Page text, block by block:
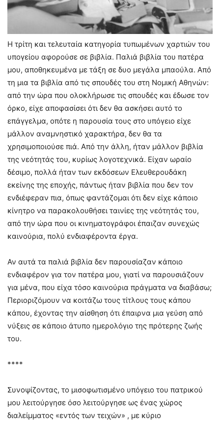
Η τρίτη και τελευταία κατηγορία τυπωμένων χαρτιών του
υπογείου αφορούσε σε βιβλία. Παλιά βιβλία του πατέρα
μου, αποθηκευμένα με τάξη σε δυο μεγάλα μπαούλα. Από
τη μια τα βιβλία από τις σπουδές του στη Νομική Αθηνών:
από την ώρα που ολοκλήρωσε τις σπουδές και έδωσε τον
όρκο, είχε αποφασίσει ότι δεν θα ασκήσει αυτό το
επάγγελμα, οπότε η παρουσία τους στο υπόγειο είχε
μάλλον αναμνηστικό χαρακτήρα, δεν θα τα
χρησιμοποιούσε πιά. Από την άλλη, ήταν μάλλον βιβλία
της νεότητάς του, κυρίως λογοτεχνικά. Είχαν ωραίο
δέσιμο, πολλά ήταν των εκδόσεων Ελευθερουδάκη
εκείνης της εποχής, πάντως ήταν βιβλία που δεν τον
ενδιέφεραν πια, όπως φαντάζομαι ότι δεν είχε κάποιο
κίνητρο να παρακολουθήσει ταινίες της νεότητάς του,
από την ώρα που οι κινηματογράφοι έπαιζαν συνεχώς
καινούρια, πολύ ενδιαφέροντα έργα.
Αν αυτά τα παλιά βιβλία δεν παρουσίαζαν κάποιο
ενδιαφέρον για τον πατέρα μου, γιατί να παρουσιάζουν
για μένα, που είχα τόσο καινούρια πράγματα να διαβάσω;
Περιοριζόμουν να κοιτάζω τους τίτλους τους κάπου
κάπου, έχοντας την αίσθηση ότι έπαιρνα μια γεύση από
νύξεις σε κάποιο άτυπο ημερολόγιο της πρότερης ζωής
του.
****
Συνοψίζοντας, το μισοφωτισμένο υπόγειο του πατρικού
μου λειτούργησε όσο λειτούργησε ως ένας χώρος
διαλείμματος «εντός των τειχών» , με κύριο